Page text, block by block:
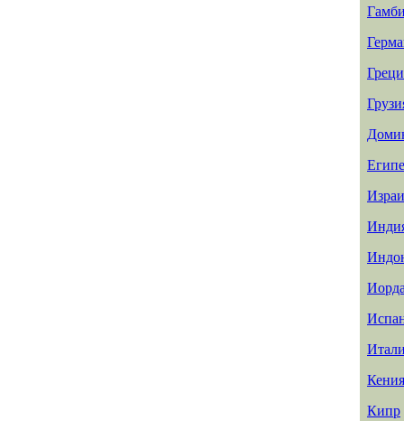
Кения
Кипр